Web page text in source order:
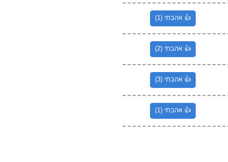
👍 אהבתי (1)
👍 אהבתי (2)
👍 אהבתי (3)
👍 אהבתי (1)